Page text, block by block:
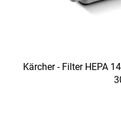
Kärcher - Filter HEPA